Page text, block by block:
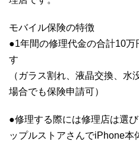
モバイル保険の特徴
●1年間の修理代金の合計10
す
（ガラス割れ、液晶交換、
場合でも保険申請可）
●修理する際には修理店は選
ップルストアさんでiPhone本